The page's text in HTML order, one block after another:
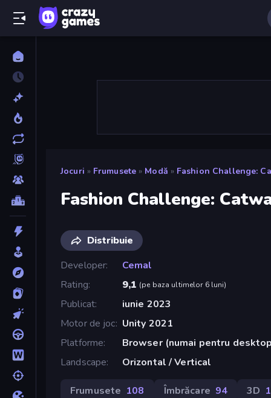
Jocuri » Frumusete » Modă » Fashion Challenge:
Fashion Challenge:
Distribuie
Developer
Cemal
Rating
9,1 (pe baza ultimelor 6 luni)
Publicat
iunie 2023
Motor de joc Unity 2021
Platforme
Browser (numai pentru
Landscape
Orizontal / Vertical
Frumusete 108 Îmbrăcare 94 3D